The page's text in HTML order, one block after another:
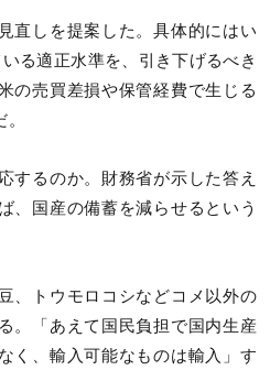
直しを提案した。具体的にはい
る適正水準を、引き下げるべき
の売買差損や保管経費で生じる
するのか。財務省が示した答え
、国産の備蓄を減らせるという
、トウモロコシなどコメ以外の
。「あえて国民負担で国内生産
く、輸入可能なものは輸入」す